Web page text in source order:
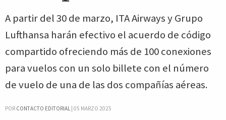
A partir del 30 de marzo, ITA Airways y Grupo
Lufthansa harán efectivo el acuerdo de código
compartido ofreciendo más de 100 conexiones
para vuelos con un solo billete con el número
de vuelo de una de las dos compañías aéreas.
POR CONTACTO EDITORIAL| 05 MARZO 2025